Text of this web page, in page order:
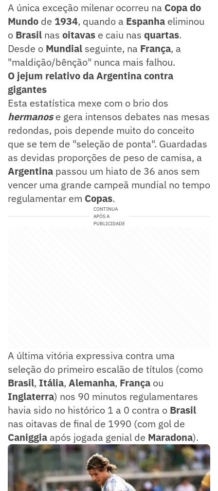
A única exceção milenar ocorreu na Copa do
Mundo de 1934, quando a Espanha eliminou
o Brasil nas oitavas e caiu nas quartas.
Desde o Mundial seguinte, na França, a
"maldição/bênção" nunca mais falhou.
O jejum relativo da Argentina contra
gigantes
Esta estatística mexe com o brio dos
hermanose gera intensos debates nas mesas
redondas, pois depende muito do conceito
que se tem de "seleção de ponta". Guardadas
as devidas proporções de peso de camisa, a
Argentina passou um hiato de 36 anos sem
vencer uma grande campeã mundial no tempo
regulamentar em Copas.
CONTINUA
APÓS A
PUBLICIDADE
A última vitória expressiva contra uma
seleção do primeiro escalão de títulos (como
Brasil, Itália, Alemanha, França ou
Inglaterra) nos 90 minutos regulamentares
havia sido no histórico 1 a 0 contra o Brasil
nas oitavas de final de 1990 (com gol de
Caniggia após jogada genial de Maradona).